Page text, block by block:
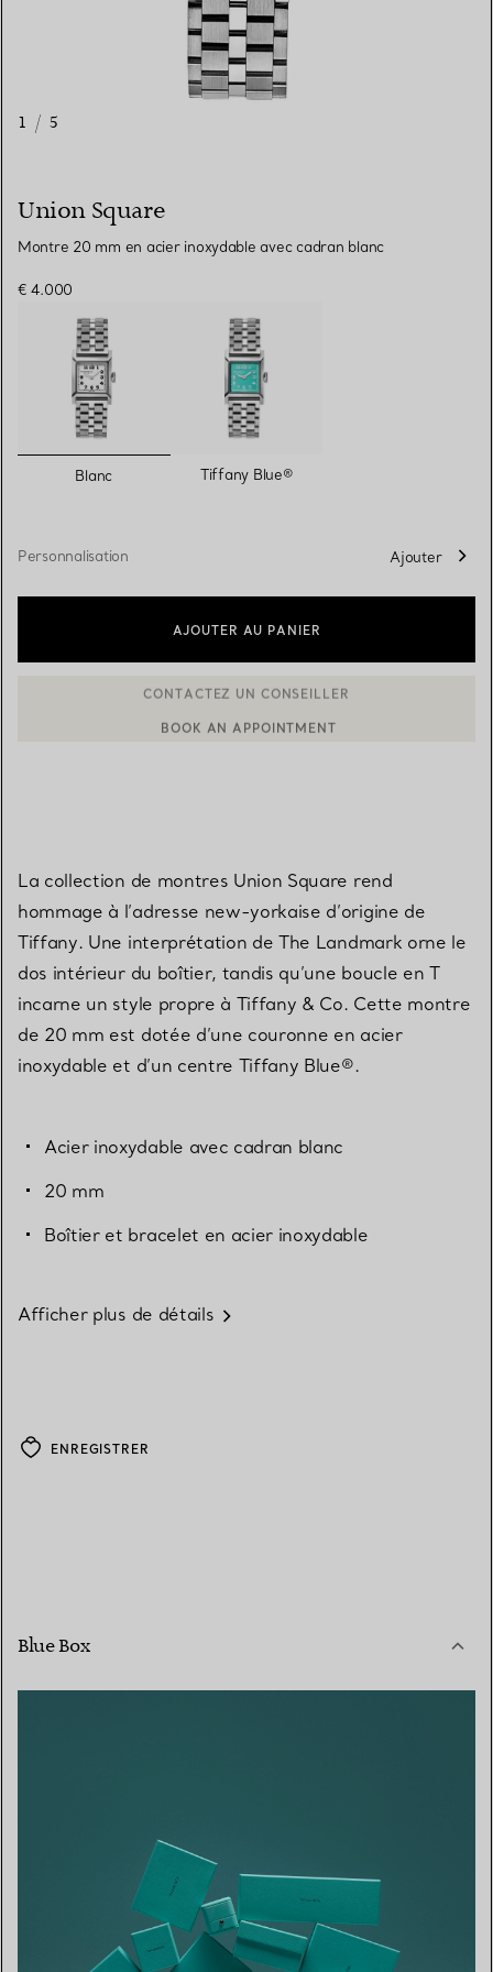
1 / 5
Union Square
Montre 20 mm en acier inoxydable avec cadran blanc
€ 4.000
sélectionnés
Blanc Tiffany Blue®
Personnalisation Ajouter
AJOUTER AU PANIER
La collection de montres Union Square rend
hommage à l’adresse new-yorkaise d’origine de
Tiffany. Une interprétation de The Landmark orne le
dos intérieur du boîtier, tandis qu’une boucle en T
incarne un style propre à Tiffany & Co. Cette montre
de 20 mm est dotée d’une couronne en acier
inoxydable et d’un centre Tiffany Blue®.
Acier inoxydable avec cadran blanc
20 mm
Boîtier et bracelet en acier inoxydable
Afficher plus de détails
ENREGISTRER
Blue Box